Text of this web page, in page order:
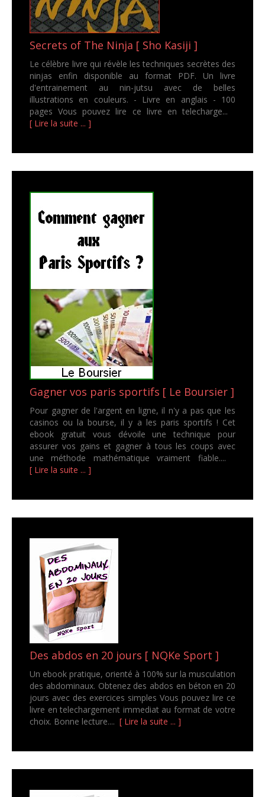
Secrets of The Ninja [ Sho Kasiji ]
Le célèbre livre qui révèle les techniques secrètes des
ninjas enfin disponible au format PDF. Un livre
d'entrainement au nin-jutsu avec de belles
illustrations en couleurs. - Livre en anglais - 100
pages Vous pouvez lire ce livre en telecharge...
[ Lire la suite ... ]
Gagner vos paris sportifs [ Le Boursier ]
Pour gagner de l'argent en ligne, il n'y a pas que les
casinos ou la bourse, il y a les paris sportifs ! Cet
ebook gratuit vous dévoile une technique pour
assurer vos gains et gagner à tous les coups avec
une méthode mathématique vraiment fiable....
[ Lire la suite ... ]
Des abdos en 20 jours [ NQKe Sport ]
Un ebook pratique, orienté à 100% sur la musculation
des abdominaux. Obtenez des abdos en béton en 20
jours avec des exercices simples Vous pouvez lire ce
livre en telechargement immediat au format de votre
choix. Bonne lecture.... [ Lire la suite ... ]